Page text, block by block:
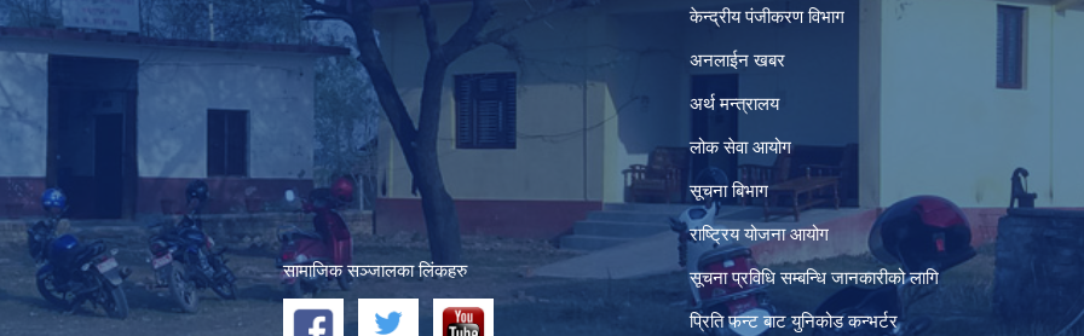
सामाजिक सञ्जालका लिंकहरु
केन्द्रीय पंजीकरण विभाग
अनलाईन खबर
अर्थ मन्त्रालय
लोक सेवा आयोग
सूचना बिभाग
राष्ट्रिय योजना आयोग
सूचना प्रविधि सम्बन्धि जानकारीको लागि
प्रिति फन्ट बाट युनिकोड कन्भर्टर